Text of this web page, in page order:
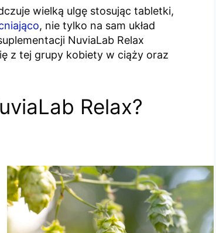
wielką ulgę stosując tabletki,
, nie tylko na sam układ
NuviaLab Relax
z tej grupy kobiety w ciąży oraz
Relax?